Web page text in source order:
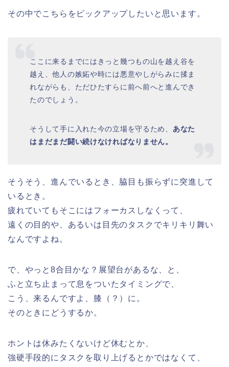
その中でこちらをピックアップしたいと思います。
ここに来るまでにはきっと幾つもの山を越え谷を
越え、他人の嫉妬や時には悪意やしがらみに揉ま
れながらも、ただひたすらに前へ前へと進んでき
たのでしょう。
そうして手に入れた今の立場を守るため、 あなた
はまだまだ闘い続けなければなりません。
そうそう、進んでいるとき、脇目も振らずに突進して
いるとき。
疲れていてもそこにはフォーカスしなくって、
遠くの目的や、あるいは目先のタスクでキリキリ舞い
なんですよね。
で、やっと8合目かな？展望台があるな、と、
ふと立ち止まって息をついたタイミングで、
こう、来るんですよ、膝（？）に。
そのときにどうするか。
ホントは休みたくないけど休むとか、
強硬手段的にタスクを取り上げるとかではなくて、